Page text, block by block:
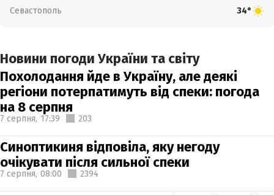
Севастополь 34°
Новини погоди України та світу
Похолодання йде в Україну, але деякі
регіони потерпатимуть від спеки: погода
на 8 серпня
7 серпня, 17:39 203
Синоптикиня відповіла, яку негоду
очікувати після сильної спеки
7 серпня, 08:00 2394